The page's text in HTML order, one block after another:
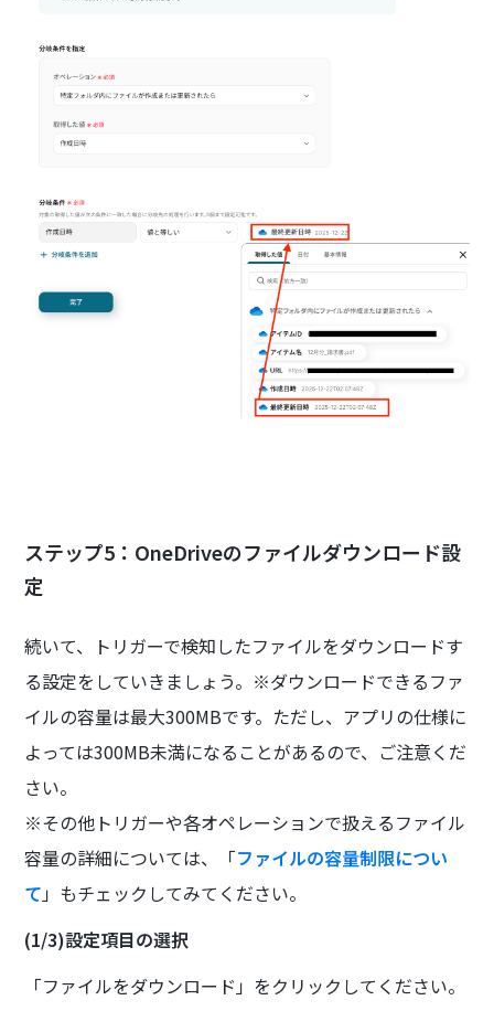
ステップ5：OneDriveのファイルダウンロード設
定
続いて、トリガーで検知したファイルをダウンロードす
る設定をしていきましょう。※ダウンロードできるファ
イルの容量は最大300MBです。ただし、アプリの仕様に
よっては300MB未満になることがあるので、ご注意くだ
さい。
※その他トリガーや各オペレーションで扱えるファイル
容量の詳細については、「ファイルの容量制限につい
て」もチェックしてみてください。
(1/3)設定項目の選択
「ファイルをダウンロード」をクリックしてください。